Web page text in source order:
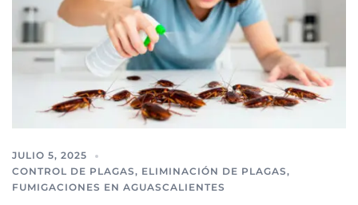
JULIO 5, 2025
CONTROL DE PLAGAS, ELIMINACIÓN DE PLAGAS,
FUMIGACIONES EN AGUASCALIENTES